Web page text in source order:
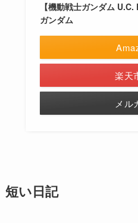
【機動戦士ガンダム
ガンダム
楽天
メル
短い日記